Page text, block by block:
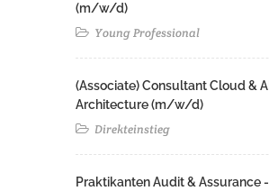
(m/w/d)
Young Professional
(Associate) Consultant Cloud & AI
Architecture (m/w/d)​ ​
Direkteinstieg
Praktikanten Audit & Assurance -